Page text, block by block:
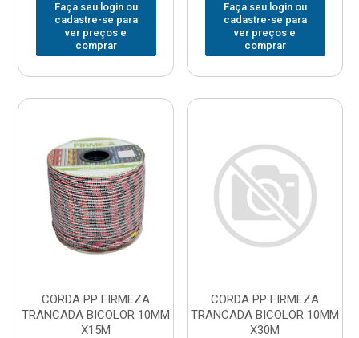
Faça seu login ou
cadastre-se para
ver preços e
comprar
Faça seu login ou
cadastre-se para
ver preços e
comprar
CORDA PP FIRMEZA
TRANCADA BICOLOR 10MM
X15M
CORDA PP FIRMEZA
TRANCADA BICOLOR 10MM
X30M